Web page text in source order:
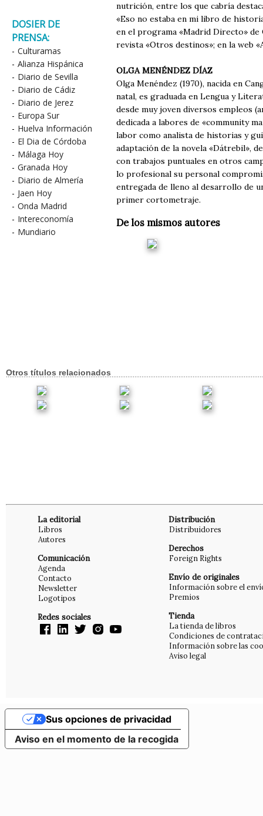
DOSIER DE
PRENSA:
- Culturamas
- Alianza Hispánica
- Diario de Sevilla
- Diario de Cádiz
- Diario de Jerez
- Europa Sur
- Huelva Información
- El Dia de Córdoba
- Málaga Hoy
- Granada Hoy
- Diario de Almería
- Jaen Hoy
- Onda Madrid
- Intereconomía
- Mundiario
nutrición, entre los que cabría
«Eso no estaba en mi libro de
en el programa «Madrid Directo» de
revista «Otros destinos»; en la web
OLGA MENÉNDEZ DÍAZ
Olga Menéndez (1970), nacida en
natal, es graduada en Lengua y
desde muy joven diversos empleos
dedicada a labores de «community
labor como analista de historias y
adaptación de la novela «Dátrebil»,
con trabajos puntuales en otros
lo profesional su personal
entregada de lleno al desarrollo de
primer cortometraje.
De los mismos autores
Otros títulos relacionados
La editorial
Libros
Autores
Comunicación
Agenda
Contacto
Newsletter
Logotipos
Redes sociales
Distribución
Distribuidores
Derechos
Foreign Rights
Envío de originales
Información sobre el
Premios
Tienda
La tienda de libros
Condiciones de
Información sobre las
Aviso legal
Aviso en el momento de la recogida
Sus opciones de privacidad